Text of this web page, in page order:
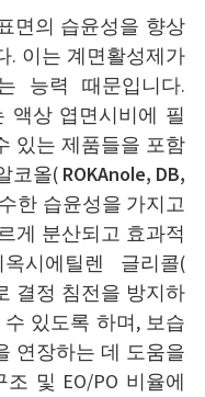
면의 습윤성을 향상
. 이는 계면활성제가
능력 때문입니다.
액상 엽면시비에 필
있는 제품들을 포함
코올( ROKAnole, DB,
한 습윤성을 가지고
게 분산되고 효과적
시에틸렌 글리콜(
결정 침전을 방지하
있도록 하며, 보습
연장하는 데 도움을
및 EO/PO 비율에